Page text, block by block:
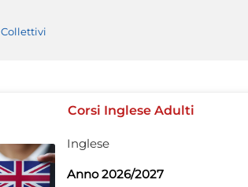
Collettivi
Corsi Inglese Adulti
Inglese
Anno 2026/2027